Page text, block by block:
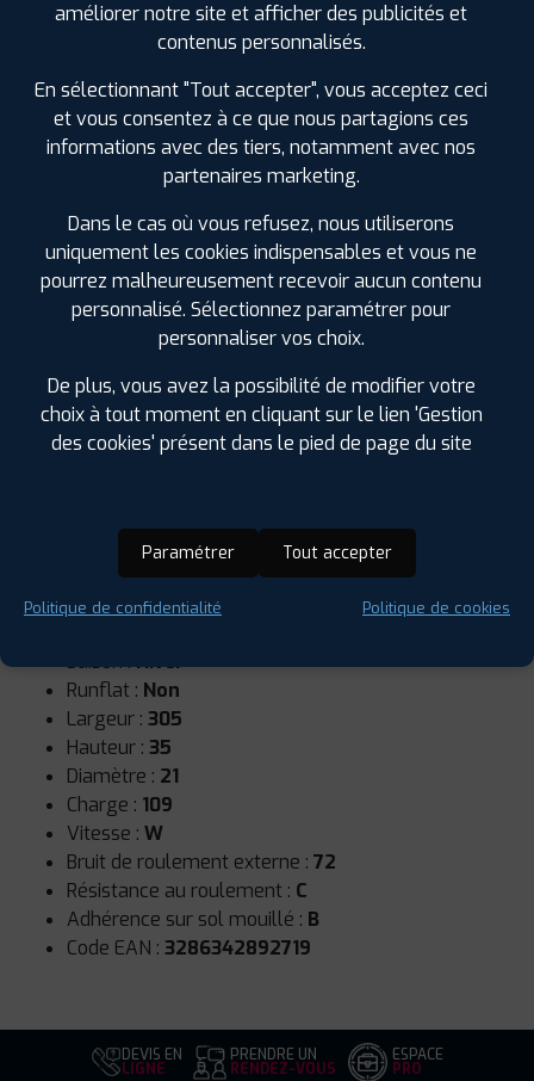
AVIS CLIENTS ÉTIQUETAGE
Étiquetage
Saison :Hiver
Runflat : Non
Largeur : 305
Hauteur : 35
Diamètre : 21
Charge : 109
Vitesse : W
Bruit de roulement externe : 72
Résistance au roulement : C
Adhérence sur sol mouillé : B
Code EAN : 3286342892719
DEVIS EN
LIGNE
PRENDRE UN
RENDEZ-VOUS
ESPACE
PRO
améliorer notre site et afficher des publicités et
contenus personnalisés.
En sélectionnant "Tout accepter", vous acceptez ceci
et vous consentez à ce que nous partagions ces
informations avec des tiers, notamment avec nos
partenaires marketing.
Dans le cas où vous refusez, nous utiliserons
uniquement les cookies indispensables et vous ne
pourrez malheureusement recevoir aucun contenu
personnalisé. Sélectionnez paramétrer pour
personnaliser vos choix.
De plus, vous avez la possibilité de modifier votre
choix à tout moment en cliquant sur le lien 'Gestion
des cookies' présent dans le pied de page du site
Paramétrer Tout accepter
Politique de confidentialité Politique de cookies